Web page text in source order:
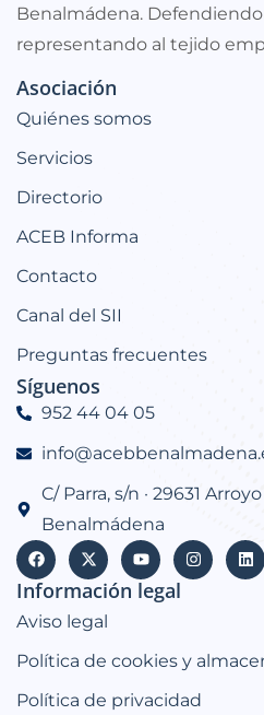
Benalmádena.
representando al tejido
Asociación
Quiénes somos
Servicios
Directorio
ACEB Informa
Contacto
Canal del SII
Preguntas frecuentes
Síguenos
952 44 04 05
C/ Parra, s/n · 29631
Benalmádena
Información legal
Aviso legal
Política de cookies y
Política de privacidad